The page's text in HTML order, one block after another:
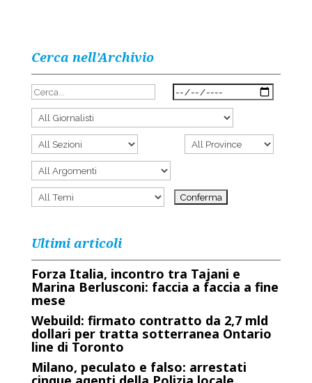
Cerca nell’Archivio
Ultimi articoli
Forza Italia, incontro tra Tajani e
Marina Berlusconi: faccia a faccia a fine
mese
Webuild: firmato contratto da 2,7 mld
dollari per tratta sotterranea Ontario
line di Toronto
Milano, peculato e falso: arrestati